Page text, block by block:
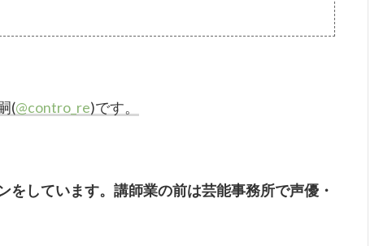
(@contro_re)です。
しています。講師業の前は芸能事務所で声優・